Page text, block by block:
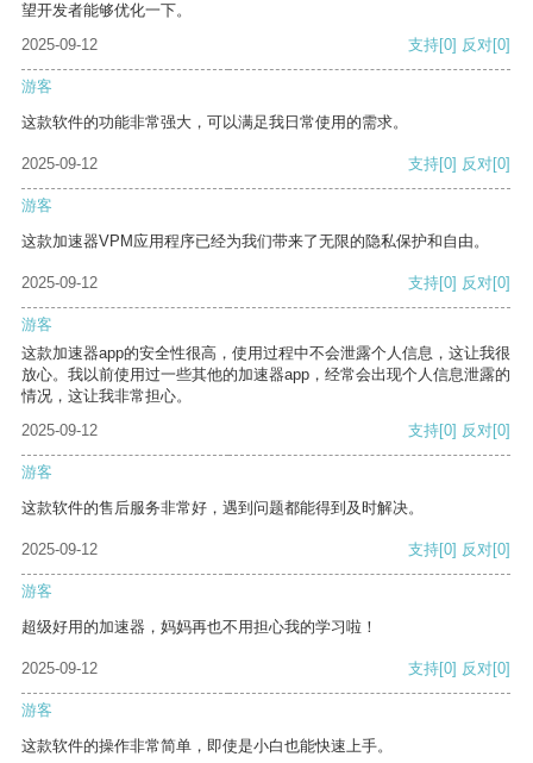
望开发者能够优化一下。
2025-09-12
支持[0] 反对[0]
游客
这款软件的功能非常强大，可以满足我日常使用的需求。
2025-09-12 支持[0] 反对[0]
游客
这款加速器VPM应用程序已经为我们带来了无限的隐私保护和自由。
2025-09-12 支持[0] 反对[0]
游客
这款加速器app的安全性很高，使用过程中不会泄露个人信息，这让我很
放心。我以前使用过一些其他的加速器app，经常会出现个人信息泄露的
情况，这让我非常担心。
2025-09-12
支持[0] 反对[0]
游客
这款软件的售后服务非常好，遇到问题都能得到及时解决。
2025-09-12 支持[0] 反对[0]
游客
超级好用的加速器，妈妈再也不用担心我的学习啦！
2025-09-12 支持[0] 反对[0]
游客
这款软件的操作非常简单，即使是小白也能快速上手。